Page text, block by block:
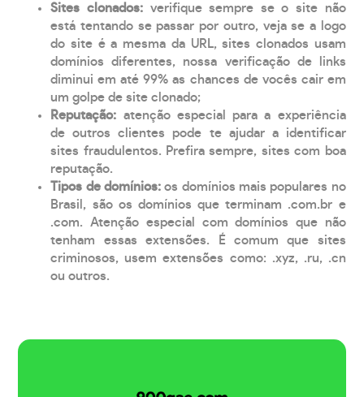
Sites clonados: verifique sempre se o site não
está tentando se passar por outro, veja se a logo
do site é a mesma da URL, sites clonados usam
domínios diferentes, nossa verificação de links
diminui em até 99% as chances de vocês cair em
um golpe de site clonado;
Reputação: atenção especial para a experiência
de outros clientes pode te ajudar a identificar
sites fraudulentos. Prefira sempre, sites com boa
reputação.
Tipos de domínios:os domínios mais populares no
Brasil, são os domínios que terminam .com.br e
.com. Atenção especial com domínios que não
tenham essas extensões. É comum que sites
criminosos, usem extensões como: .xyz, .ru, .cn
ou outros.